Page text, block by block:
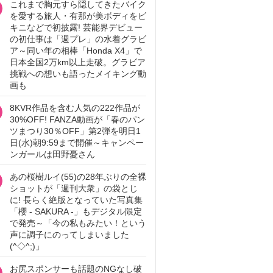
これまで胸元すら隠してきたバイク
を愛する旅人・有那が美ボディをビ
キニなどで初披露! 芸能界デビュー
の初仕事は「週プレ」の水着グラビ
ア～同い年の相棒「Honda X4」で
日本全国2万km以上走破。グラビア
挑戦への想いも語ったメイキング動
画も
8KVR作品を含む人気の222作品が
30%OFF! FANZA動画が「春のパン
ツまつり30％OFF」第2弾を明日1
日(水)朝9:59まで開催～キャンペー
ンガールは田野憂さん
あの桜樹ルイ(55)の28年ぶりの全裸
ショットが「週刊大衆」の袋とじ
に! 長らく絶版となっていた写真集
「櫻 - SAKURA -」もデジタル限定
で発売～「今の私もみたい！という
声に調子にのってしまいました
(^◇^;)」
お尻スポンサーも話題のNGなし破